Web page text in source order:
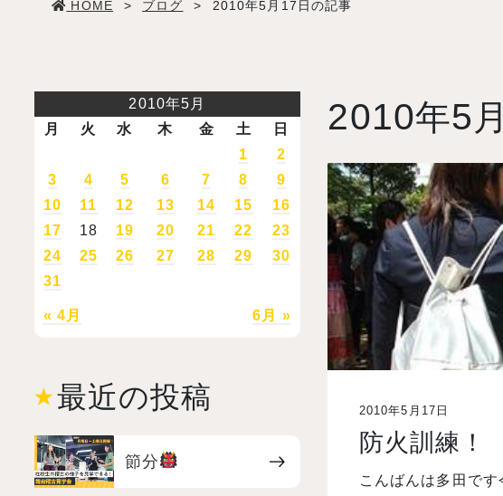
入試案内
オープンキャンパス
訪問者別メニュー
HOME > ブログ > 2010年5月17日の記事
2010年5 月
2010年5月17日
防火訓練！
こんばんは多田で
2010年5月
月
火 水 木 金 土 日
« 4月 6月 »
1
2
3
4 5 6 7 8
9
10
11 12 13 14 15
16
17
18 19 20 21 22
23
24
25 26 27 28 29
30
31
最近の投稿
節分